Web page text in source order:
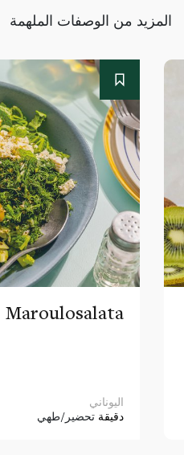
المزيد من الوصفات الملهمة
Maroulosalata
اليوناني
دقيقة تحضير/طهي